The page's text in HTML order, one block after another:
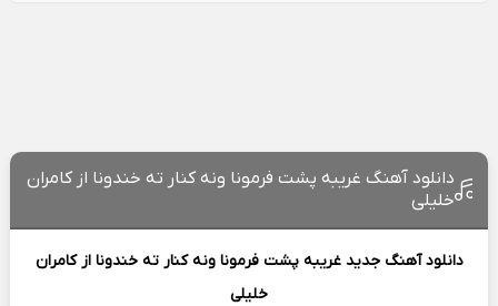
دانلود آهنگ غریبه پشت فرمونا ونه کنار ته خندونا از کامران
خلیلی
دانلود آهنگ جدید غریبه پشت فرمونا ونه کنار ته خندونا ازکامران
خلیلی